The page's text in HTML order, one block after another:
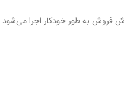
فروش به طور خودکار اجرا می‌شود.